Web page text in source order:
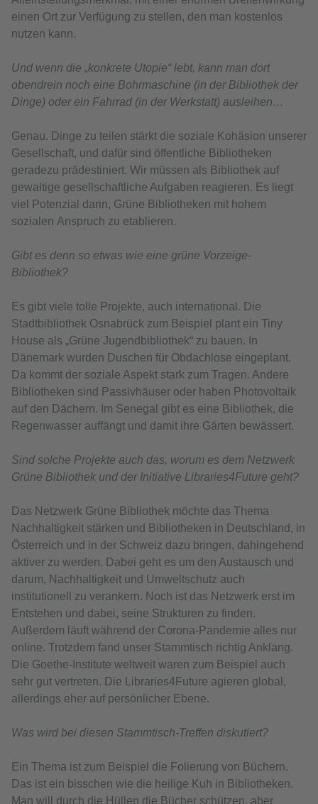
einen Ort zur Verfügung zu stellen, den man kostenlos
nutzen kann.
Und wenn die „konkrete Utopie“ lebt, kann man dort
obendrein noch eine Bohrmaschine (in der Bibliothek der
Dinge) oder ein Fahrrad (in der Werkstatt) ausleihen…
Genau. Dinge zu teilen stärkt die soziale Kohäsion unserer
Gesellschaft, und dafür sind öffentliche Bibliotheken
geradezu prädestiniert. Wir müssen als Bibliothek auf
gewaltige gesellschaftliche Aufgaben reagieren. Es liegt
viel Potenzial darin, Grüne Bibliotheken mit hohem
sozialen Anspruch zu etablieren.
Gibt es denn so etwas wie eine grüne Vorzeige-
Bibliothek?
Es gibt viele tolle Projekte, auch international. Die
Stadtbibliothek Osnabrück zum Beispiel plant ein Tiny
House als „Grüne Jugendbibliothek“ zu bauen. In
Dänemark wurden Duschen für Obdachlose eingeplant.
Da kommt der soziale Aspekt stark zum Tragen. Andere
Bibliotheken sind Passivhäuser oder haben Photovoltaik
auf den Dächern. Im Senegal gibt es eine Bibliothek, die
Regenwasser auffängt und damit ihre Gärten bewässert.
Sind solche Projekte auch das, worum es dem Netzwerk
Grüne Bibliothek und der Initiative Libraries4Future geht?
Das Netzwerk Grüne Bibliothek möchte das Thema
Nachhaltigkeit stärken und Bibliotheken in Deutschland, in
Österreich und in der Schweiz dazu bringen, dahingehend
aktiver zu werden. Dabei geht es um den Austausch und
darum, Nachhaltigkeit und Umweltschutz auch
institutionell zu verankern. Noch ist das Netzwerk erst im
Entstehen und dabei, seine Strukturen zu finden.
Außerdem läuft während der Corona-Pandemie alles nur
online. Trotzdem fand unser Stammtisch richtig Anklang.
Die Goethe-Institute weltweit waren zum Beispiel auch
sehr gut vertreten. Die Libraries4Future agieren global,
allerdings eher auf persönlicher Ebene.
Was wird bei diesen Stammtisch-Treffen diskutiert?
Ein Thema ist zum Beispiel die Folierung von Büchern.
Das ist ein bisschen wie die heilige Kuh in Bibliotheken.
Man will durch die Hüllen die Bücher schützen, aber